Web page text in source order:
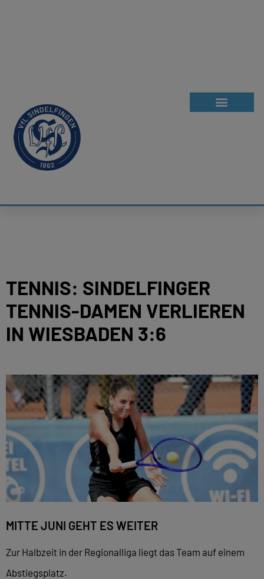
TENNIS: SINDELFINGER
TENNIS-DAMEN VERLIEREN
IN WIESBADEN 3:6
MITTE JUNI GEHT ES WEITER
Zur Halbzeit in der Regionalliga liegt das Team auf einem
Abstiegsplatz.